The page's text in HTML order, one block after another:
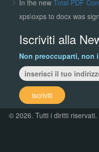
In the new Total PDF
xps\oxps to docx was
Iscriviti alla
Non preoccuparti, non
iscriviti
© 2026. Tutti i diritti riservati.